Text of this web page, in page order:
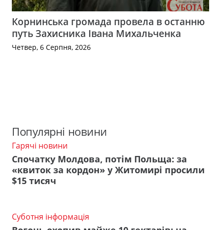
Корнинська громада провела в останню
путь Захисника Івана Михальченка
Четвер, 6 Серпня, 2026
Популярні новини
Гарячі новини
Спочатку Молдова, потім Польща: за
«квиток за кордон» у Житомирі просили
$15 тисяч
Суботня інформація